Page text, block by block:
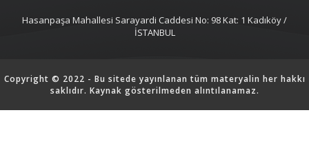
Hasanpaşa Mahallesi Sarayardi Caddesi No: 98 Kat: 1 Kadıköy /
İSTANBUL
Copyright © 2022 - Bu sitede yayınlanan tüm materyalin her hakkı
saklıdır. Kaynak gösterilmeden alıntılanamaz.